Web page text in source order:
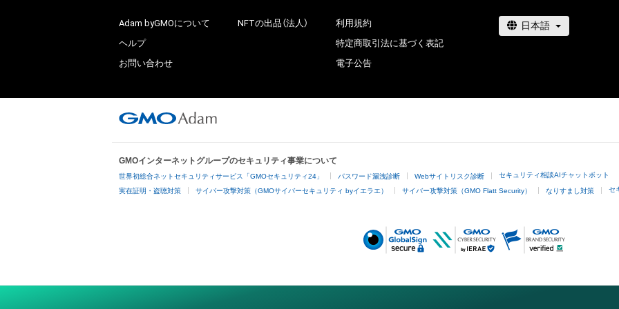
Adam byGMOについて
ヘルプ
お問い合わせ
NFTの出品（法人）
利用規約
特定商取引法に基づく表記
電子公告
GMOインターネットグループのセキュリティ事業について
世界初総合ネットセキュリティサービス「GMOセキュリティ24」 パスワード漏洩診断 Webサイトリスク診断 セキュリティ相談AIチャットボット
実在証明・盗聴対策 サイバー攻撃対策（GMOサイバーセキュリティ byイエラエ） サイバー攻撃対策（GMO Flatt Security） なりすまし対策 セ